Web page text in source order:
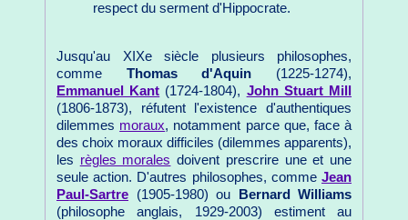
respect du serment d'Hippocrate.
Jusqu'au XIXe siècle plusieurs philosophes,
comme Thomas d'Aquin (1225-1274),
Emmanuel Kant (1724-1804), John Stuart Mill
(1806-1873), réfutent l'existence d'authentiques
dilemmes moraux, notamment parce que, face à
des choix moraux difficiles (dilemmes apparents),
les règles morales doivent prescrire une et une
seule action. D'autres philosophes, comme Jean
Paul-Sartre (1905-1980) ou
Bernard Williams
(philosophe anglais, 1929-2003) estiment au